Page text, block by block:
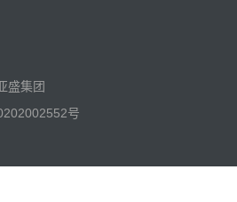
盛集团
号